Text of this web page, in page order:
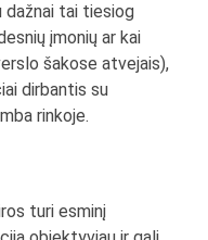
dažnai tai tiesiog
įmonių ar kai
šakose atvejais),
dirbantis su
rinkoje.
turi esminį